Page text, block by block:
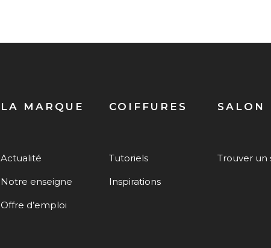
LA MARQUE
Actualité
Notre enseigne
Offre d’emploi
COIFFURES
Tutoriels
Inspirations
SALON
Trouver un